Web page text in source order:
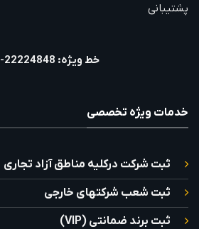
پشتیبانی
خط ویژه: 22224848-021
خدمات ویژه تخصصی
ثبت شرکت درکلیه مناطق آزاد تجاری
ثبت شعب شرکتهای خارجی
ثبت برند ضمانتی (VIP)